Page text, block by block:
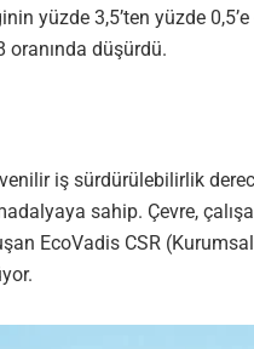
yüzde 3,5’ten yüzde
düşürdü.
iş sürdürülebilirlik
sahip. Çevre,
EcoVadis CSR